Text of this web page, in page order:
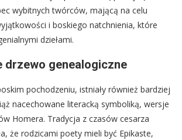
wybitnych twórców, mającą na celu
i boskiego natchnienia, które
dziełami.
drzewo genealogiczne
pochodzeniu, istniały również bardziej
nacechowane literacką symboliką, wersje
Homera. Tradycja z czasów cesarza
że rodzicami poety mieli być Epikaste,